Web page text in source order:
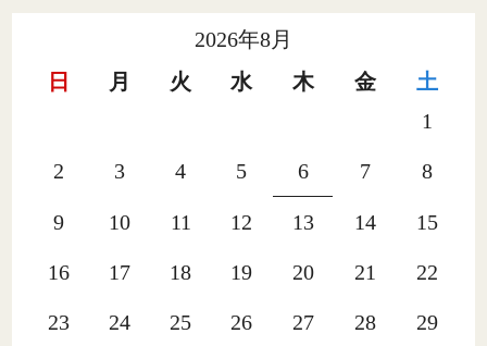
2026年8月
日
月 火 水 木 金
土
1
2 3 4 5 6 7 8
9 10 11 12 13 14 15
16 17 18 19 20 21 22
23 24 25 26 27 28 29